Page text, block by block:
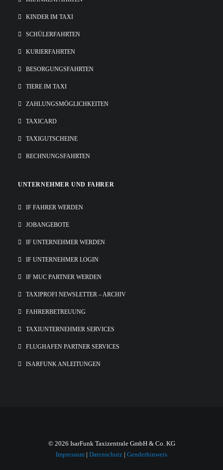
KINDER IM TAXI
SCHÜLERFAHRTEN
KURIERFAHRTEN
BESORGUNGSFAHRTEN
TIERE IM TAXI
ZAHLUNGSMÖGLICHKEITEN
TAXICARD
TAXIGUTSCHEINE
RECHNUNGSFAHRTEN
UNTERNEHMER UND FAHRER
IF FAHRER WERDEN
JOBANGEBOTE
IF UNTERNEHMER WERDEN
IF UNTERNEHMER LOGIN
IF MUC PARTNER WERDEN
TAXIPROFI NEWSLETTER – ARCHIV
FAHRERBETREUUNG
TAXIUNTERNEHMER SERVICES
FLUGHAFEN PARTNER SERVICES
ISARFUNK ANLEITUNGEN
© 2026 IsarFunk Taxizentrale GmbH & Co. KG
Impressum | Datenschutz | Genderhinweis